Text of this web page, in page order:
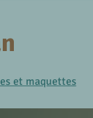
et maquettes